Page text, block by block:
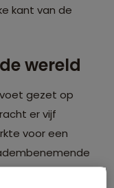
kant van de
wereld
gezet op
er vijf
voor een
achtergrond,